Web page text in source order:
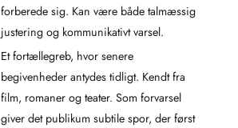
forberede sig. Kan være både talmæssig
justering og kommunikativt varsel.
Et fortællegreb, hvor senere
begivenheder antydes tidligt. Kendt fra
film, romaner og teater. Som forvarsel
giver det publikum subtile spor, der først